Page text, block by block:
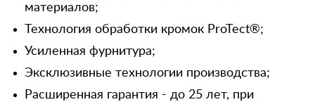
материалов;
Технология обработки кромок ProTect®;
Усиленная фурнитура;
Эксклюзивные технологии производства;
Расширенная гарантия - до 25 лет, при